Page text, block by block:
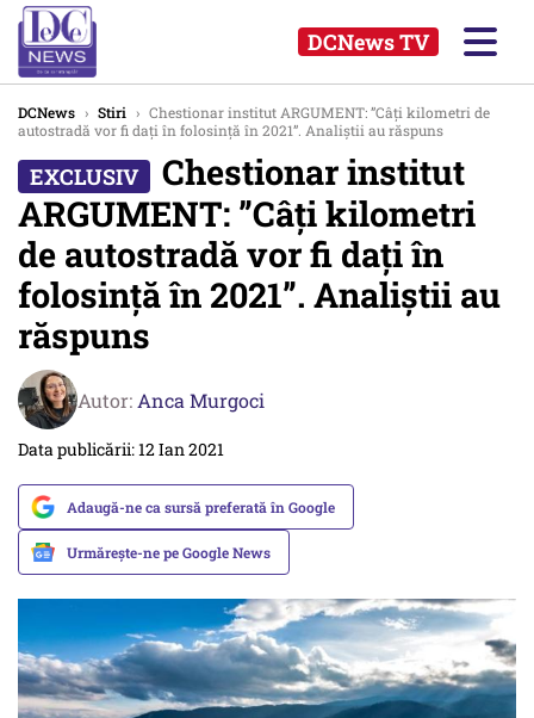
DCNews TV
DCNews › Stiri › Chestionar institut ARGUMENT: ”Câți kilometri de
autostradă vor fi dați în folosință în 2021”. Analiștii au răspuns
Chestionar institut
ARGUMENT: ”Câți kilometri
de autostradă vor fi dați în
folosință în 2021”. Analiștii au
răspuns
Autor: Anca Murgoci
Data publicării: 12 Ian 2021
Adaugă-ne ca sursă preferată în Google
Urmărește-ne pe Google News